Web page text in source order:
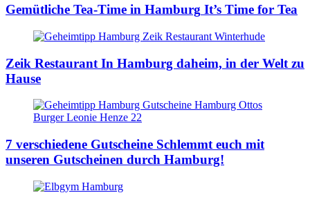
Gemütliche Tea-Time in Hamburg It’s Time for Tea
Zeik Restaurant In Hamburg daheim, in der Welt zu
Hause
7 verschiedene Gutscheine Schlemmt euch mit
unseren Gutscheinen durch Hamburg!